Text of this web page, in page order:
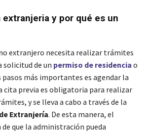
extranjeria y por qué es un
extranjero necesita realizar trámites
solicitud de un permiso de residencia o
pasos más importantes es agendar la
cita previa es obligatoria para realizar
y se lleva a cabo a través de la
Extranjería. De esta manera, el
que la administración pueda